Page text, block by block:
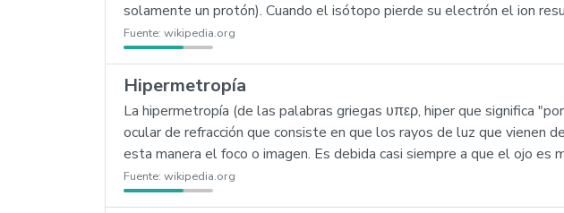
solamente un protón). Cuando el isótopo pierde su electrón el ion
Fuente: wikipedia.org
Hipermetropía
La hipermetropía (de las palabras griegas υπερ, hiper que significa
ocular de refracción que consiste en que los rayos de luz que vienen
esta manera el foco o imagen. Es debida casi siempre a que el ojo es
Fuente: wikipedia.org